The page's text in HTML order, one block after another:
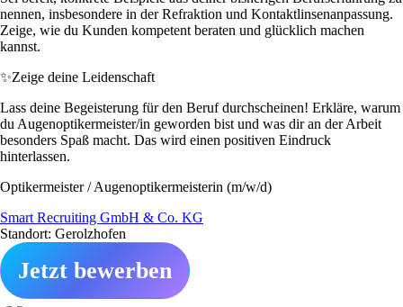
nennen, insbesondere in der Refraktion und Kontaktlinsenanpassung.
Zeige, wie du Kunden kompetent beraten und glücklich machen
kannst.
✨Zeige deine Leidenschaft
Lass deine Begeisterung für den Beruf durchscheinen! Erkläre, warum
du Augenoptikermeister/in geworden bist und was dir an der Arbeit
besonders Spaß macht. Das wird einen positiven Eindruck
hinterlassen.
Optikermeister / Augenoptikermeisterin (m/w/d)
Smart Recruiting GmbH & Co. KG
Standort: Gerolzhofen
Jetzt bewerben